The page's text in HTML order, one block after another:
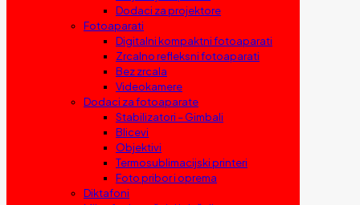
Dodaci za projektore
Fotoaparati
Digitalni kompaktni fotoaparati
Zrcalno refleksni fotoaparati
Bez zrcala
Videokamere
Dodaci za fotoaparate
Stabilizatori – Gimbali
Blicevi
Objektivi
Termosublimacijski printeri
Foto pribor i oprema
Diktafoni